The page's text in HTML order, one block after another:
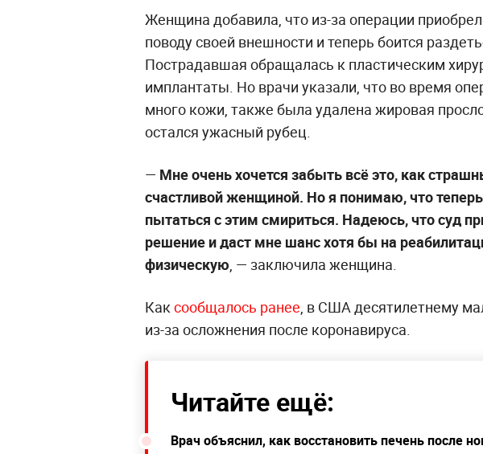
Женщина добавила, что из-за операции
поводу своей внешности и теперь боится
Пострадавшая обращалась к пластическим
имплантаты. Но врачи указали, что во время
много кожи, также была удалена жировая
остался ужасный рубец.
— Мне очень хочется забыть всё это, как
счастливой женщиной. Но я понимаю, что
пытаться с этим смириться. Надеюсь, что суд
решение и даст мне шанс хотя бы на
физическую, — заключила женщина.
Каксообщалось ранее, в США десятилетнему
из-за осложнения после коронавируса.
Читайте ещё:
Врач объяснил, как восстановить печень после